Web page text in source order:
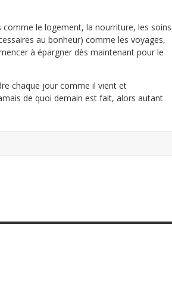
le logement, la nourriture, les soins
au bonheur) comme les voyages,
à épargner dès maintenant pour le
chaque jour comme il vient et
de quoi demain est fait, alors autant